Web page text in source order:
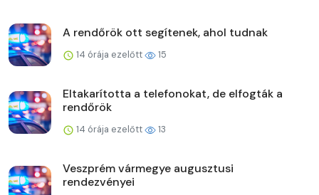
A rendőrök ott segítenek, ahol tudnak
14 órája ezelőtt 15
Eltakarította a telefonokat, de elfogták a
rendőrök
14 órája ezelőtt 13
Veszprém vármegye augusztusi
rendezvényei